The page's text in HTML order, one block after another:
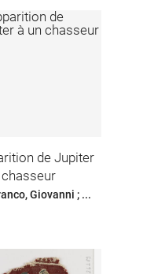
de Jupiter
chasseur
Giovanni ; ...